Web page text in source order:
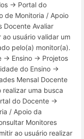
→ Portal do
de Monitoria / Apoio
Docente Avaliar
usuário validar um
pelo(a) monitor(a).
→ Ensino → Projetos
do Ensino →
Mensal Docente
realizar uma busca
do Docente →
/ Apoio da
Monitores
ao usuário realizar